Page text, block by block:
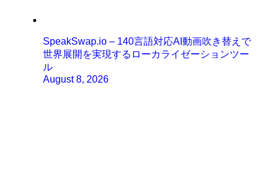
SpeakSwap.io – 140言語対応AI動画吹き替えで
世界展開を実現するローカライゼーションツー
ル
August 8, 2026